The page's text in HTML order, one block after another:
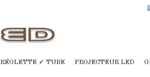
RÉGLETTE ✓ TUBE PROJECTEUR LED